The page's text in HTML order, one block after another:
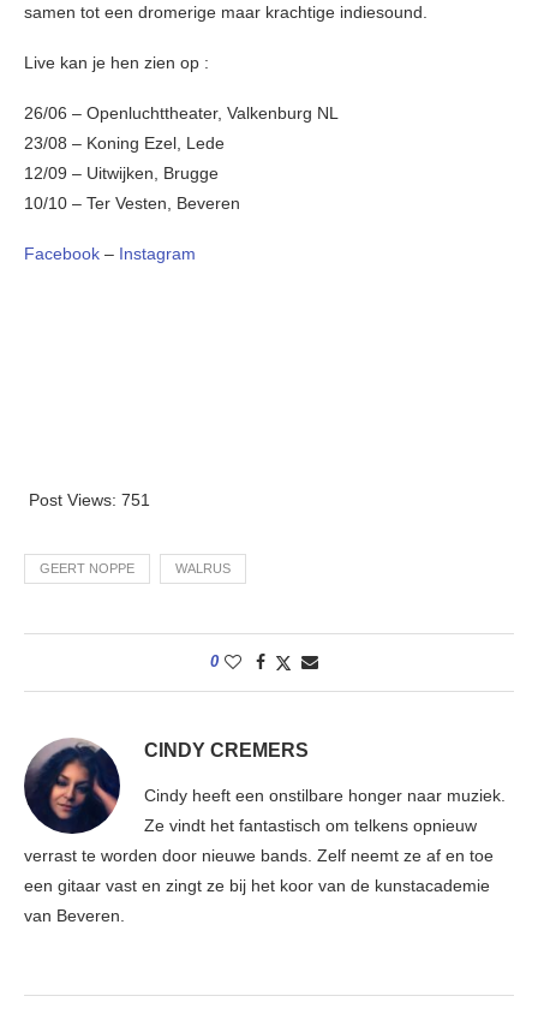
samen tot een dromerige maar krachtige indiesound.
Live kan je hen zien op :
26/06 – Openluchttheater, Valkenburg NL
23/08 – Koning Ezel, Lede
12/09 – Uitwijken, Brugge
10/10 – Ter Vesten, Beveren
Facebook – Instagram
Post Views: 751
GEERT NOPPE WALRUS
0
CINDY CREMERS
Cindy heeft een onstilbare honger naar muziek.
Ze vindt het fantastisch om telkens opnieuw
verrast te worden door nieuwe bands. Zelf neemt ze af en toe
een gitaar vast en zingt ze bij het koor van de kunstacademie
van Beveren.